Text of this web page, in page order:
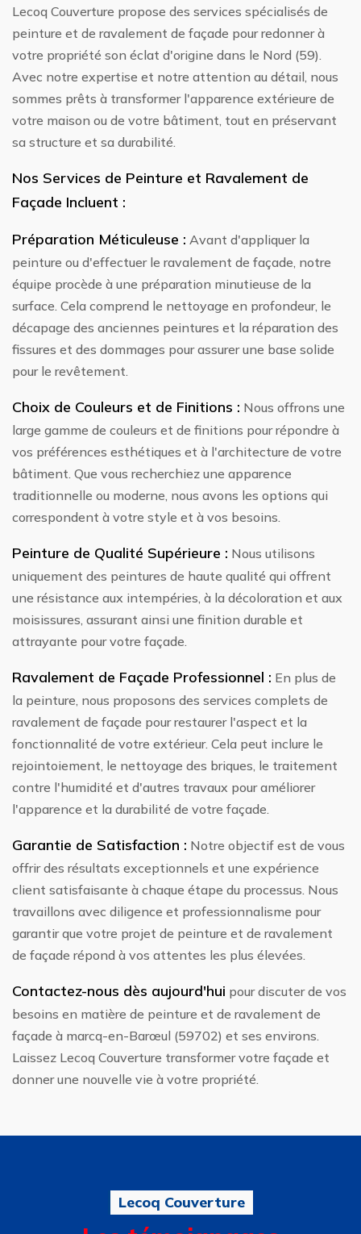
Lecoq Couverture propose des services spécialisés de
peinture et de ravalement de façade pour redonner à
votre propriété son éclat d'origine dans le Nord (59).
Avec notre expertise et notre attention au détail, nous
sommes prêts à transformer l'apparence extérieure de
votre maison ou de votre bâtiment, tout en préservant
sa structure et sa durabilité.
Nos Services de Peinture et Ravalement de
Façade Incluent :
Préparation Méticuleuse : Avant d'appliquer la
peinture ou d'effectuer le ravalement de façade, notre
équipe procède à une préparation minutieuse de la
surface. Cela comprend le nettoyage en profondeur, le
décapage des anciennes peintures et la réparation des
fissures et des dommages pour assurer une base solide
pour le revêtement.
Choix de Couleurs et de Finitions : Nous offrons une
large gamme de couleurs et de finitions pour répondre à
vos préférences esthétiques et à l'architecture de votre
bâtiment. Que vous recherchiez une apparence
traditionnelle ou moderne, nous avons les options qui
correspondent à votre style et à vos besoins.
Peinture de Qualité Supérieure : Nous utilisons
uniquement des peintures de haute qualité qui offrent
une résistance aux intempéries, à la décoloration et aux
moisissures, assurant ainsi une finition durable et
attrayante pour votre façade.
Ravalement de Façade Professionnel : En plus de
la peinture, nous proposons des services complets de
ravalement de façade pour restaurer l'aspect et la
fonctionnalité de votre extérieur. Cela peut inclure le
rejointoiement, le nettoyage des briques, le traitement
contre l'humidité et d'autres travaux pour améliorer
l'apparence et la durabilité de votre façade.
Garantie de Satisfaction : Notre objectif est de vous
offrir des résultats exceptionnels et une expérience
client satisfaisante à chaque étape du processus. Nous
travaillons avec diligence et professionnalisme pour
garantir que votre projet de peinture et de ravalement
de façade répond à vos attentes les plus élevées.
Contactez-nous dès aujourd'hui pour discuter de vos
besoins en matière de peinture et de ravalement de
façade à marcq-en-Barœul (59702) et ses environs.
Laissez Lecoq Couverture transformer votre façade et
donner une nouvelle vie à votre propriété.
Lecoq Couverture